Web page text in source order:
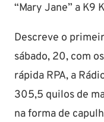
“Mary Jane” a K9
Descreve o
sábado, 20, com
rápida RPA, a
305,5 quilos de
na forma de